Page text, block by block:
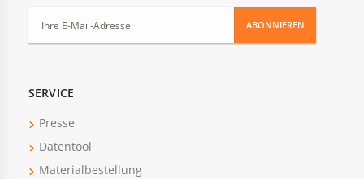
ABONNIEREN
SERVICE
Presse
Datentool
Materialbestellung